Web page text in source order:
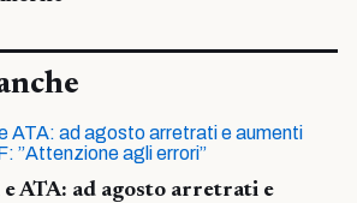
ATA: ad agosto arretrati e